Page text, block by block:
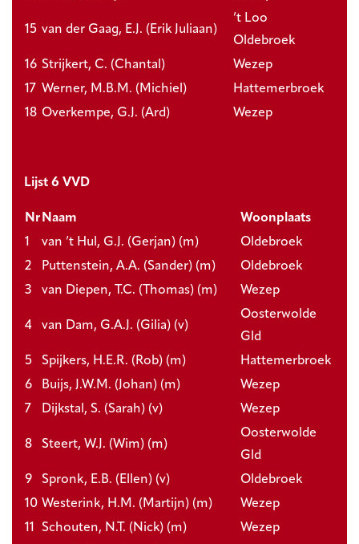
15 van der Gaag, E.J. (Erik Juliaan)
’t Loo
Oldebroek
16 Strijkert, C. (Chantal)
Wezep
17 Werner, M.B.M. (Michiel)
Hattemerbroek
18 Overkempe, G.J. (Ard) Wezep
Lijst 6 VVD
Nr Naam
Woonplaats
1
van ’t Hul, G.J. (Gerjan) (m)
Oldebroek
2
Puttenstein, A.A. (Sander) (m)
Oldebroek
3
van Diepen, T.C. (Thomas) (m) Wezep
4 van Dam, G.A.J. (Gilia) (v)
Oosterwolde
Gld
5
Spijkers, H.E.R. (Rob) (m)
Hattemerbroek
6
Buijs, J.W.M. (Johan) (m)
Wezep
7
Dijkstal, S. (Sarah) (v) Wezep
8 Steert, W.J. (Wim) (m)
Oosterwolde
Gld
9
Spronk, E.B. (Ellen) (v)
Oldebroek
10 Westerink, H.M. (Martijn) (m)
Wezep
11
Schouten, N.T. (Nick) (m) Wezep